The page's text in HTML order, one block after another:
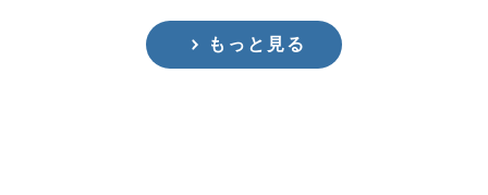
もっと見る